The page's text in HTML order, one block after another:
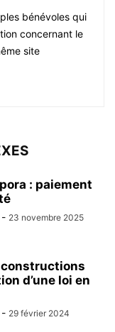
bénévoles qui
concernant le
site
: paiement
- 23 novembre 2025
d’une loi en
- 29 février 2024